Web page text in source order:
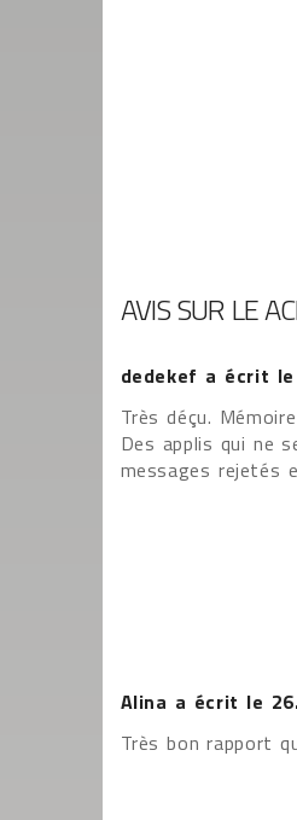
AVIS SUR LE
dedekef a écrit
Très déçu.
Des applis qui ne
messages rejetés
Alina a écrit le
Très bon rapport